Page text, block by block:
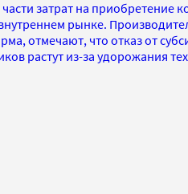
затрат на приобретение
рынке.
отмечают, что отказ от
растут из-за удорожания